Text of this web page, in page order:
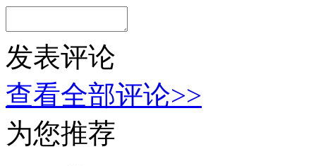
发表评论
查看全部评论>>
为您推荐